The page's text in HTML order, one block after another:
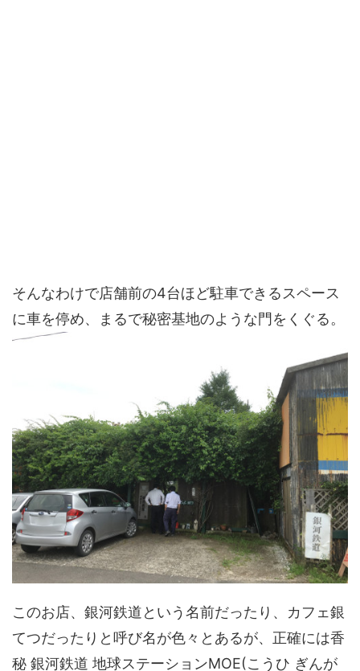
そんなわけで店舗前の4台ほど駐車できるスペース
に車を停め、まるで秘密基地のような門をくぐる。
このお店、銀河鉄道という名前だったり、カフェ銀
てつだったりと呼び名が色々とあるが、正確には香
秘 銀河鉄道 地球ステーションMOE(こうひ ぎんが